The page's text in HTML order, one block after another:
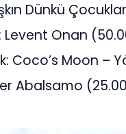
Dünkü
Onan
Coco’s Moon –
Abalsamo